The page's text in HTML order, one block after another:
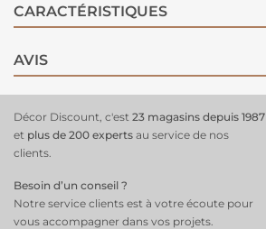
CARACTÉRISTIQUES
AVIS
Décor Discount, c'est 23 magasins depuis 1987
et plus de 200 experts au service de nos
clients.
Besoin d’un conseil ?
Notre service clients est à votre écoute pour
vous accompagner dans vos projets.